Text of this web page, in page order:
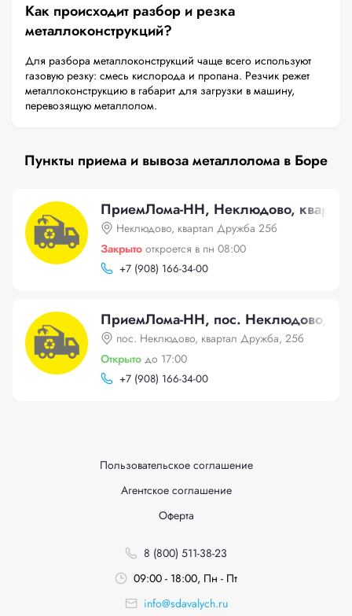
Как происходит разбор и резка
металлоконструкций?
Для разбора металлоконструкций чаще всего используют
газовую резку: смесь кислорода и пропана. Резчик режет
металлоконструкцию в габарит для загрузки в машину,
перевозящую металлолом.
Пункты приема и вывоза металлолома в Боре
ПриемЛома-НН, Неклюдово,
Неклюдово, квартал Дружба 25б
Закрыто откроется в пн 08:00
+7 (908) 166-34-00
ПриемЛома-НН, пос. Неклюдово,
пос. Неклюдово, квартал Дружба, 25б
Открыто до 17:00
+7 (908) 166-34-00
Пользовательское соглашение
Агентское соглашение
Оферта
8 (800) 511-38-23
09:00 - 18:00, Пн - Пт
info@sdavalych.ru